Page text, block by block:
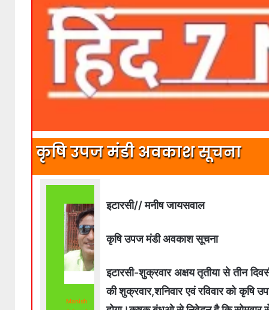
कृषि उपज मंडी अवकाश सूचना
Manish
इटारसी// मनीष जायसवाल
कृषि उपज मंडी अवकाश सूचना
इटारसी-शुक्रवार अक्षय तृतीया से तीन
की शुक्रवार,शनिवार एवं रविवार को कृषि